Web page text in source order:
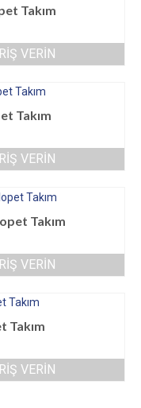
Takım
VERIN
Takım
VERIN
Takım
VERIN
Takım
VERIN